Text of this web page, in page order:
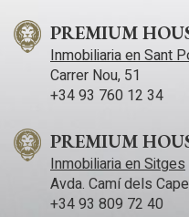
PREMIUM
Inmobiliaria en Sant
Carrer Nou, 51
+34 93 760 12 34
PREMIUM
Inmobiliaria en Sitges
Avda. Camí­ dels
+34 93 809 72 40